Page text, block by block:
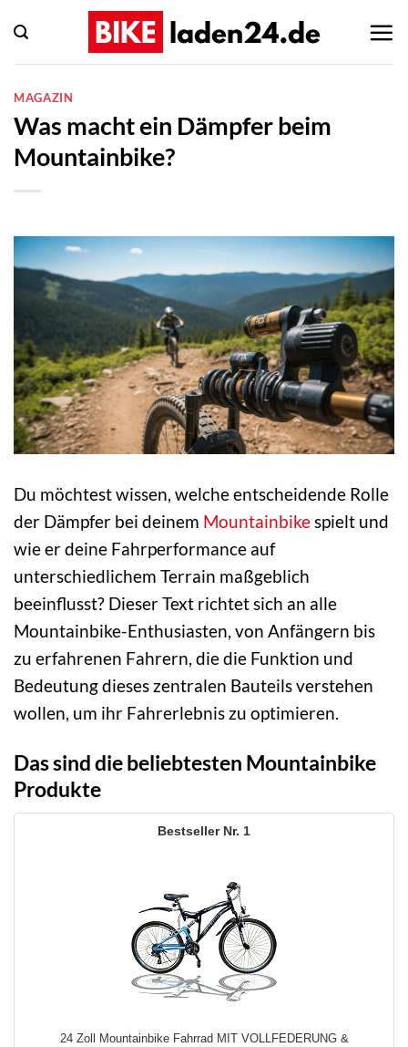
Inhalt
springen
MAGAZIN
Was macht ein Dämpfer beim
Mountainbike?
Du möchtest wissen, welche entscheidende Rolle
der Dämpfer bei deinem Mountainbikespielt und
wie er deine Fahrperformance auf
unterschiedlichem Terrain maßgeblich
beeinflusst? Dieser Text richtet sich an alle
Mountainbike-Enthusiasten, von Anfängern bis
zu erfahrenen Fahrern, die die Funktion und
Bedeutung dieses zentralen Bauteils verstehen
wollen, um ihr Fahrerlebnis zu optimieren.
Das sind die beliebtesten Mountainbike
Produkte
1
24 Zoll Mountainbike Fahrrad MIT VOLLFEDERUNG &